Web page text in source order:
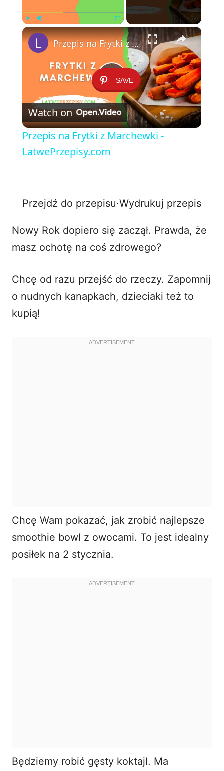
Fullscreen ×
SAVE
P
l
V
i
d
e
Przepis na Frytki z Marchewki - LatwePrzepisy.com
Watch on
Przepis na Frytki z Marchewki -
LatwePrzepisy.com
Przejdź do przepisu·Wydrukuj przepis
Nowy Rok dopiero się zaczął. Prawda, że
masz ochotę na coś zdrowego?
Chcę od razu przejść do rzeczy. Zapomnij
o nudnych kanapkach, dzieciaki też to
kupią!
Chcę Wam pokazać, jak zrobić najlepsze
smoothie bowl z owocami. To jest idealny
posiłek na 2 stycznia.
Będziemy robić gęsty koktajl. Ma